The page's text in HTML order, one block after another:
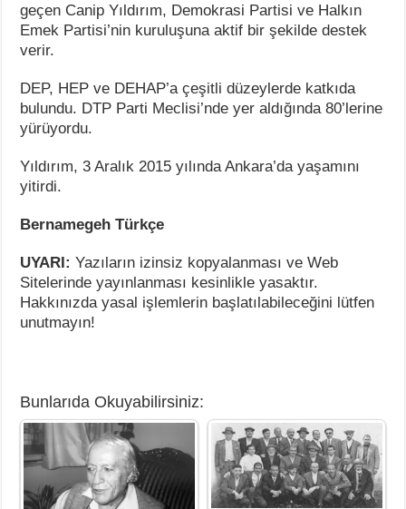
geçen Canip Yıldırım, Demokrasi Partisi ve Halkın
Emek Partisi’nin kuruluşuna aktif bir şekilde destek
verir.
DEP, HEP ve DEHAP’a çeşitli düzeylerde katkıda
bulundu. DTP Parti Meclisi’nde yer aldığında 80’lerine
yürüyordu.
Yıldırım, 3 Aralık 2015 yılında Ankara’da yaşamını
yitirdi.
Bernamegeh Türkçe
UYARI: Yazıların izinsiz kopyalanması ve Web
Sitelerinde yayınlanması kesinlikle yasaktır.
Hakkınızda yasal işlemlerin başlatılabileceğini lütfen
unutmayın!
Bunlarıda Okuyabilirsiniz: